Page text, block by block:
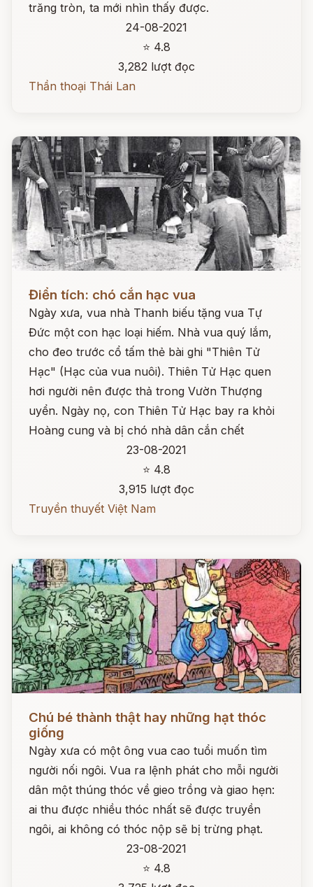
trăng tròn, ta mới nhìn thấy được.
24-08-2021
⭐ 4.8
3,282 lượt đọc
Thần thoại Thái Lan
Đọc ngay
Điển tích: chó cắn hạc vua
Ngày xưa, vua nhà Thanh biếu tặng vua Tự
Đức một con hạc loại hiếm. Nhà vua quý lắm,
cho đeo trước cổ tấm thẻ bài ghi "Thiên Tử
Hạc" (Hạc của vua nuôi). Thiên Tử Hạc quen
hơi người nên được thả trong Vườn Thượng
uyển. Ngày nọ, con Thiên Tử Hạc bay ra khỏi
Hoàng cung và bị chó nhà dân cắn chết
23-08-2021
⭐ 4.8
3,915 lượt đọc
Truyền thuyết Việt Nam
Chú bé thành thật hay những hạt thóc
giống
Ngày xưa có một ông vua cao tuổi muốn tìm
người nối ngôi. Vua ra lệnh phát cho mỗi người
dân một thúng thóc về gieo trồng và giao hẹn:
ai thu được nhiều thóc nhất sẽ được truyền
ngôi, ai không có thóc nộp sẽ bị trừng phạt.
23-08-2021
⭐ 4.8